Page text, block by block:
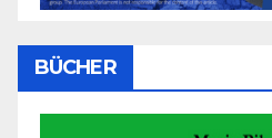
BÜCHER